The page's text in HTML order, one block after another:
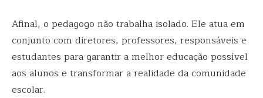
Afinal, o pedagogo não trabalha isolado. Ele atua em
conjunto com diretores, professores, responsáveis e
estudantes para garantir a melhor educação possível
aos alunos e transformar a realidade da comunidade
escolar.